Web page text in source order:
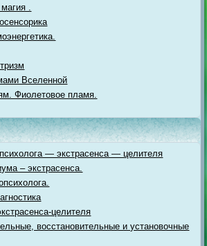
.
Вселенной
Фиолетовое пламя.
— экстрасенса — целителя
– экстрасенса.
целителя
восстановительные и установочные